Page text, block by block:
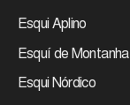
Esqui Aplino
Esquí de Montanha
Esqui Nórdico